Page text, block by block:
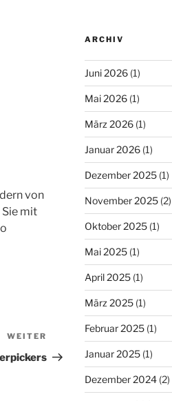
von
Sie mit
Nächster
Beitrag
WEITER
ARCHIV
Juni 2026(1)
Mai 2026(1)
März 2026(1)
Januar 2026(1)
Dezember 2025(1)
November 2025(2)
Oktober 2025(1)
Mai 2025(1)
April 2025(1)
März 2025(1)
Februar 2025(1)
Januar 2025(1)
Dezember 2024(2)